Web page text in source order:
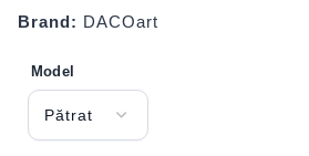
Brand: DACOart
Model